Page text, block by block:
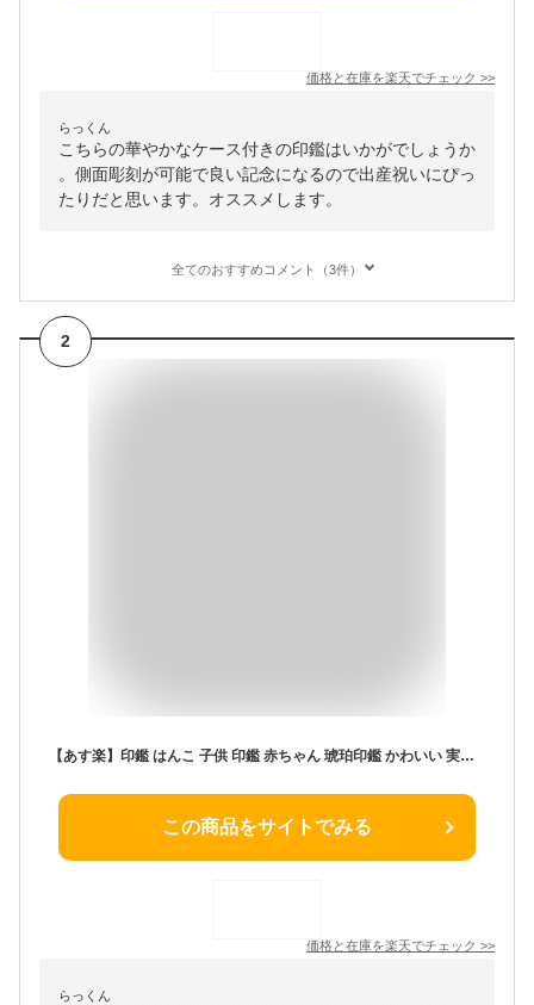
価格と在庫を楽天でチェック >>
らっくん
こちらの華やかなケース付きの印鑑はいかがでしょうか
。側面彫刻が可能で良い記念になるので出産祝いにぴっ
たりだと思います。オススメします。
全てのおすすめコメント（3件）
2
【あす楽】印鑑 はんこ 子供 印鑑 赤ちゃん 琥珀印鑑 かわいい 実印 女性 ケース付き おしゃれ 男性 銀行印 子供 男の子 認印 女の子 はんこ名前 判子 出産祝い 琥珀[樹脂琥珀]印鑑10.5mm〜18.0mm ケース付き 宅配便至急
この商品をサイトでみる
価格と在庫を楽天でチェック >>
らっくん